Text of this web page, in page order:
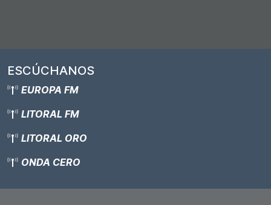
ESCÚCHANOS
EUROPA FM
LITORAL FM
LITORAL ORO
ONDA CERO